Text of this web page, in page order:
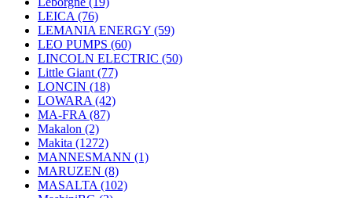
LEICA (76)
LEMANIA ENERGY (59)
LEO PUMPS (60)
LINCOLN ELECTRIC (50)
Little Giant (77)
LONCIN (18)
LOWARA (42)
MA-FRA (87)
Makalon (2)
Makita (1272)
MANNESMANN (1)
MARUZEN (8)
MASALTA (102)